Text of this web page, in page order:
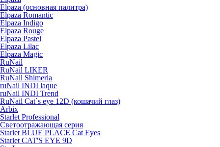
Elpaza (основная палитра)
Elpaza Romantic
Elpaza Indigo
Elpaza Rouge
Elpaza Pastel
Elpaza Lilac
Elpaza Magic
RuNail
RuNail LIKER
RuNail Shimeria
ruNail INDI laque
ruNail INDI Trend
RuNail Cat`s eye 12D (кошачий глаз)
Arbix
Starlet Professional
Светоотражающая серия
Starlet BLUE PLACE Cat Eyes
Starlet CAT'S EYE 9D